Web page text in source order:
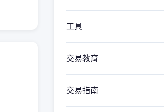
工具
交易教育
交易指南